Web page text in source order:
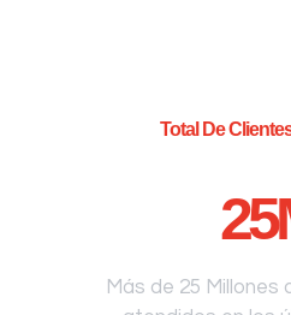
Total De
25
Más de 25 Millones